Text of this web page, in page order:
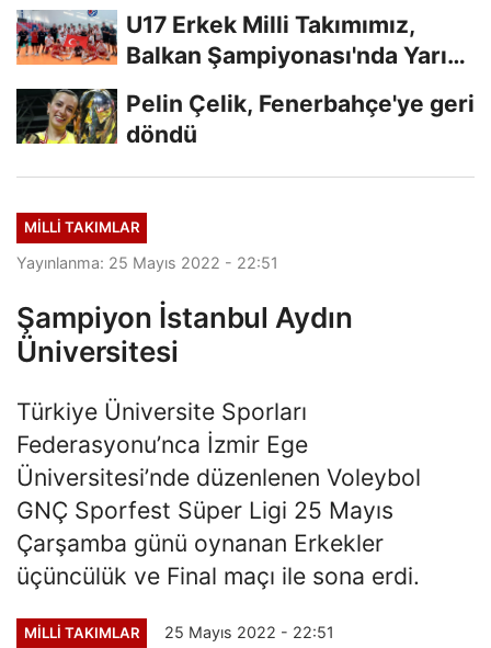
U17 Erkek Milli Takımımız,
Balkan Şampiyonası'nda Yarı
Pelin Çelik, Fenerbahçe'ye geri
döndü
MILLI TAKIMLAR
Yayınlanma: 25 Mayıs 2022 - 22:51
Şampiyon İstanbul Aydın
Üniversitesi
Türkiye Üniversite Sporları
Federasyonu’nca İzmir Ege
Üniversitesi’nde düzenlenen Voleybol
GNÇ Sporfest Süper Ligi 25 Mayıs
Çarşamba günü oynanan Erkekler
üçüncülük ve Final maçı ile sona erdi.
MILLI TAKIMLAR 25 Mayıs 2022 - 22:51